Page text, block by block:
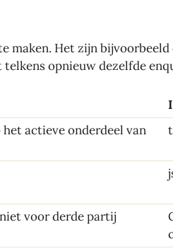
maken. Het zijn bijvoorbeeld
telkens opnieuw dezelfde
actieve onderdeel van
voor derde partij